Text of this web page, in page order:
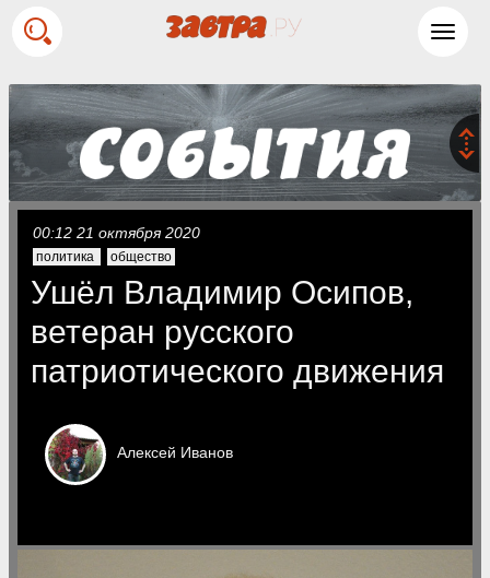
00:12 21 октября 2020
политика общество
Ушёл Владимир Осипов,
ветеран русского
патриотического движения
Алексей Иванов